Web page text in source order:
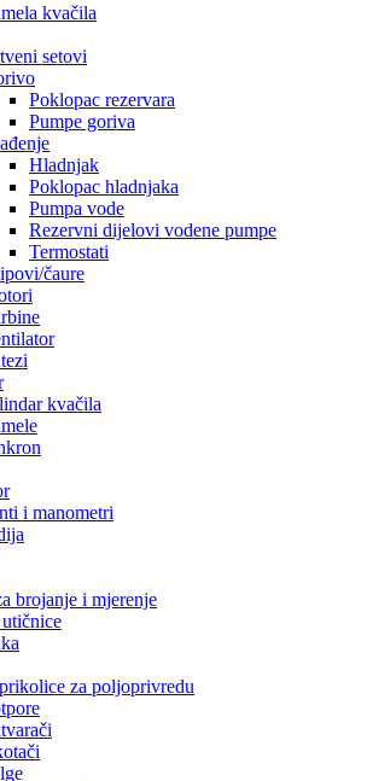
kvačila
setovi
Poklopac rezervara
Pumpe goriva
Hladnjak
Poklopac hladnjaka
Pumpa vode
Rezervni dijelovi vodene pumpe
Termostati
čaure
kvačila
i manometri
brojanje i mjerenje
za poljoprivredu